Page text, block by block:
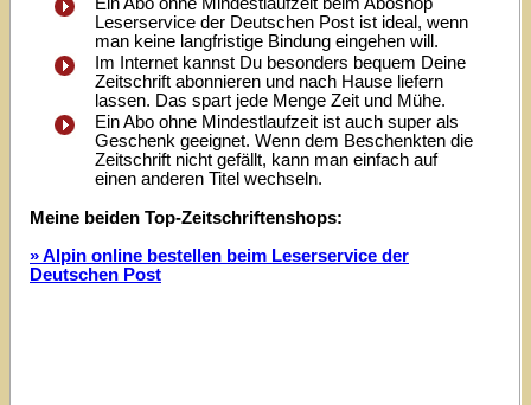
Ein Abo ohne Mindestlaufzeit beim Aboshop
Leserservice der Deutschen Post ist ideal, wenn
man keine langfristige Bindung eingehen will.
Im Internet kannst Du besonders bequem Deine
Zeitschrift abonnieren und nach Hause liefern
lassen. Das spart jede Menge Zeit und Mühe.
Ein Abo ohne Mindestlaufzeit ist auch super als
Geschenk geeignet. Wenn dem Beschenkten die
Zeitschrift nicht gefällt, kann man einfach auf
einen anderen Titel wechseln.
Meine beiden Top-Zeitschriftenshops:
» Alpin online bestellen beim Leserservice der
Deutschen Post